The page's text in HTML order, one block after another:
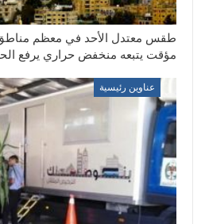
طقس معتدل الأحد في معظم
مؤقت يتبعه منخفض حراري يرفع
عناوين رئيسية